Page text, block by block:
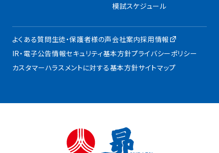
模試スケジュール
よくある質問生徒・保護者様の声会社案内採用情報
IR・電子公告情報セキュリティ基本方針プライバシーポリシー
カスタマーハラスメントに対する基本方針サイトマップ